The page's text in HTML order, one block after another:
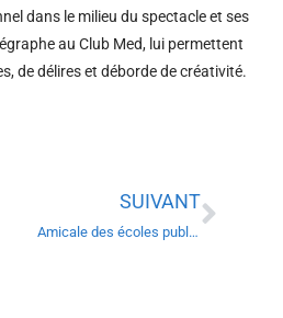
dans le milieu du spectacle et ses
au Club Med, lui permettent
de délires et déborde de créativité.
SUIVANT
Amicale des écoles publiques d’Entraigues